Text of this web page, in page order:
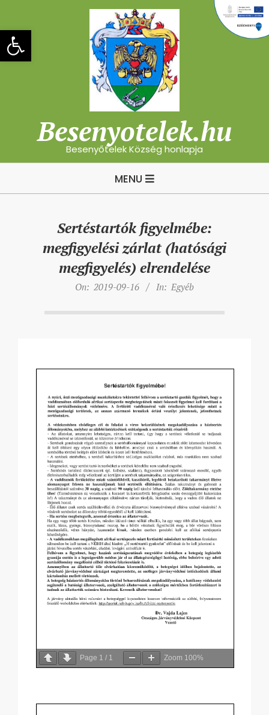
Eszköztár megnyitása
content
Besenyotelek.hu
Besenyőtelek Község honlapja
MENU
Sertéstartók figyelmébe:
megfigyelési zárlat (hatósági
megfigyelés) elrendelése
On: 2019-09-16 In: Egyéb
Page 1 / 1 Zoom 100%